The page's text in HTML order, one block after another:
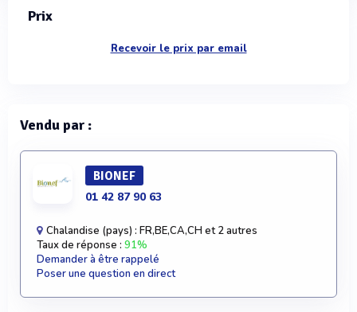
Prix
Recevoir le prix par email
Vendu par :
BIONEF
01 42 87 90 63
Chalandise (pays) : FR,BE,CA,CH et 2 autres
Taux de réponse : 91%
Demander à être rappelé
Poser une question en direct